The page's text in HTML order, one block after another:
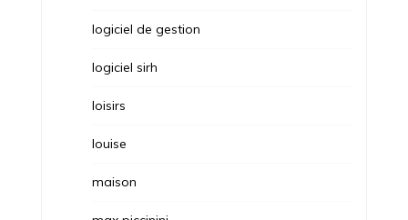
logiciel de gestion
logiciel sirh
loisirs
louise
maison